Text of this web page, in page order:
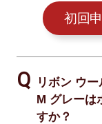
初回
リボン ウ
M グレーは
すか？